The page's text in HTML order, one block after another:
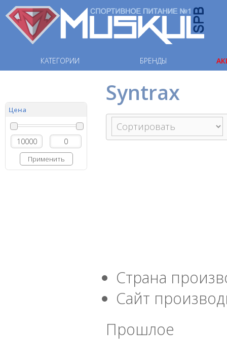
КАТЕГОРИИ БРЕНДЫ
Цена
Применить
Syntrax
Страна
Сайт
Прошлое